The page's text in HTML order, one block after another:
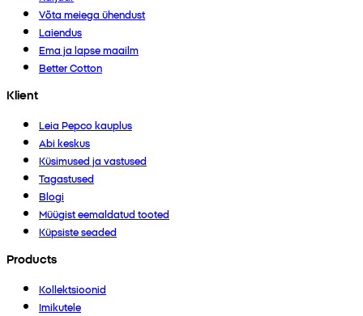
Võta meiega ühendust
Laiendus
Ema ja lapse maailm
Better Cotton
Klient
Leia Pepco kauplus
Abi keskus
Küsimused ja vastused
Tagastused
Blogi
Müügist eemaldatud tooted
Küpsiste seaded
Products
Kollektsioonid
Imikutele